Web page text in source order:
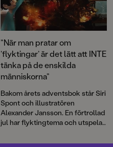
”När man pratar om
’flyktingar’ är det lätt att INTE
tänka på de enskilda
människorna”
Bakom årets adventsbok står Siri
Spont och illustratören
Alexander Jansson. En förtrollad
jul har flyktingtema och utspelar
skimrar av värme och magi.